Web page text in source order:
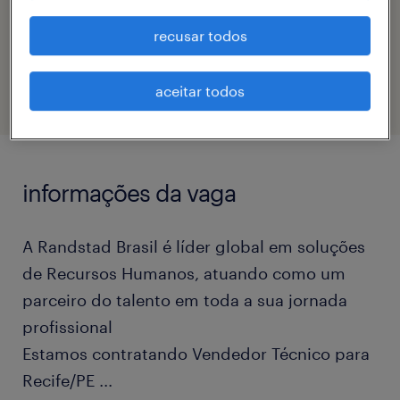
eTalent_JP-180470
informações da vaga
A Randstad Brasil é líder global em soluções
de Recursos Humanos, atuando como um
parceiro do talento em toda a sua jornada
profissional
Estamos contratando Vendedor Técnico para
Recife/PE ...
recusar todos
aceitar todos